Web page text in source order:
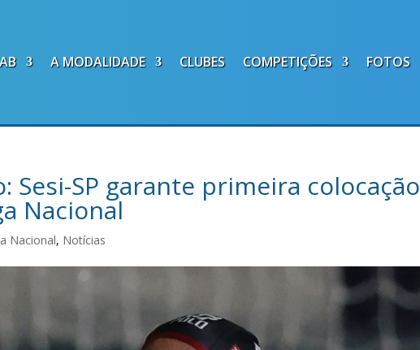
A MODALIDADE CLUBES COMPETIÇÕES FOTOS
Sesi-SP garante primeira colocação
Nacional
Nacional, Notícias